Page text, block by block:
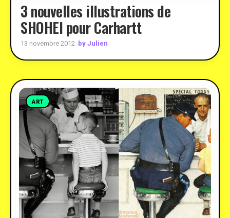
3 nouvelles illustrations de
SHOHEI pour Carhartt
13 novembre 2012 by Julien
ART